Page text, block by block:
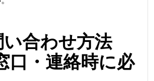
合わせ方法
口・連絡時に必